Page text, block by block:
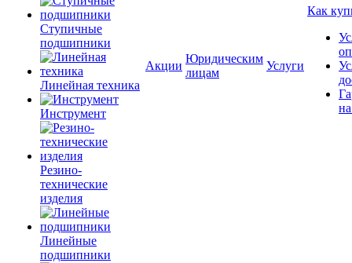
Ступичные
подшипники
Линейная техника
Инструмент
Резино-
технические
изделия
Линейные
подшипники
Акции
Юридическим
лицам
Услуги
Как